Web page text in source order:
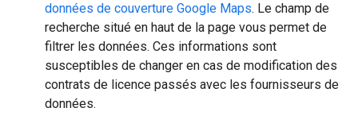
données de couverture Google Maps. Le champ de
recherche situé en haut de la page vous permet de
filtrer les données. Ces informations sont
susceptibles de changer en cas de modification des
contrats de licence passés avec les fournisseurs de
données.